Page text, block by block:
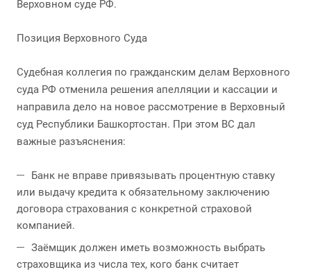
Верховном суде РФ.
Позиция Верховного Суда
Судебная коллегия по гражданским делам Верховного
суда РФ отменила решения апелляции и кассации и
направила дело на новое рассмотрение в Верховный
суд Республики Башкортостан. При этом ВС дал
важные разъяснения:
Банк не вправе привязывать процентную ставку
или выдачу кредита к обязательному заключению
договора страхования с конкретной страховой
компанией.
Заёмщик должен иметь возможность выбрать
страховщика из числа тех, кого банк считает